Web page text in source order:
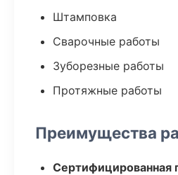
Штамповка
Сварочные работы
Зуборезные работы
Протяжные работы
Преимущества
Сертифицированная